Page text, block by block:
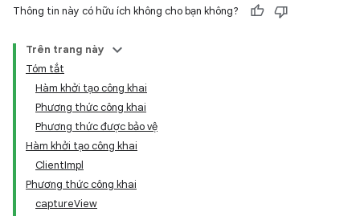
Thông tin này có hữu ích không cho bạn không?
Trên trang này
Tóm tắt
Hàm khởi tạo công khai
Phương thức công khai
Phương thức được bảo vệ
Hàm khởi tạo công khai
ClientImpl
Phương thức công khai
captureView